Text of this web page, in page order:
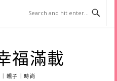
福滿載
親子｜時尚